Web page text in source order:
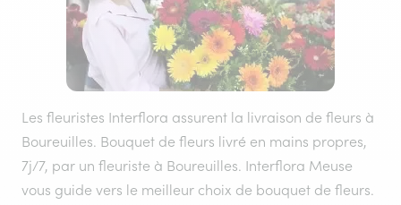
Les fleuristes Interflora assurent la livraison de fleurs à
Boureuilles. Bouquet de fleurs livré en mains propres,
7j/7, par un fleuriste à Boureuilles. Interflora Meuse
vous guide vers le meilleur choix de bouquet de fleurs.